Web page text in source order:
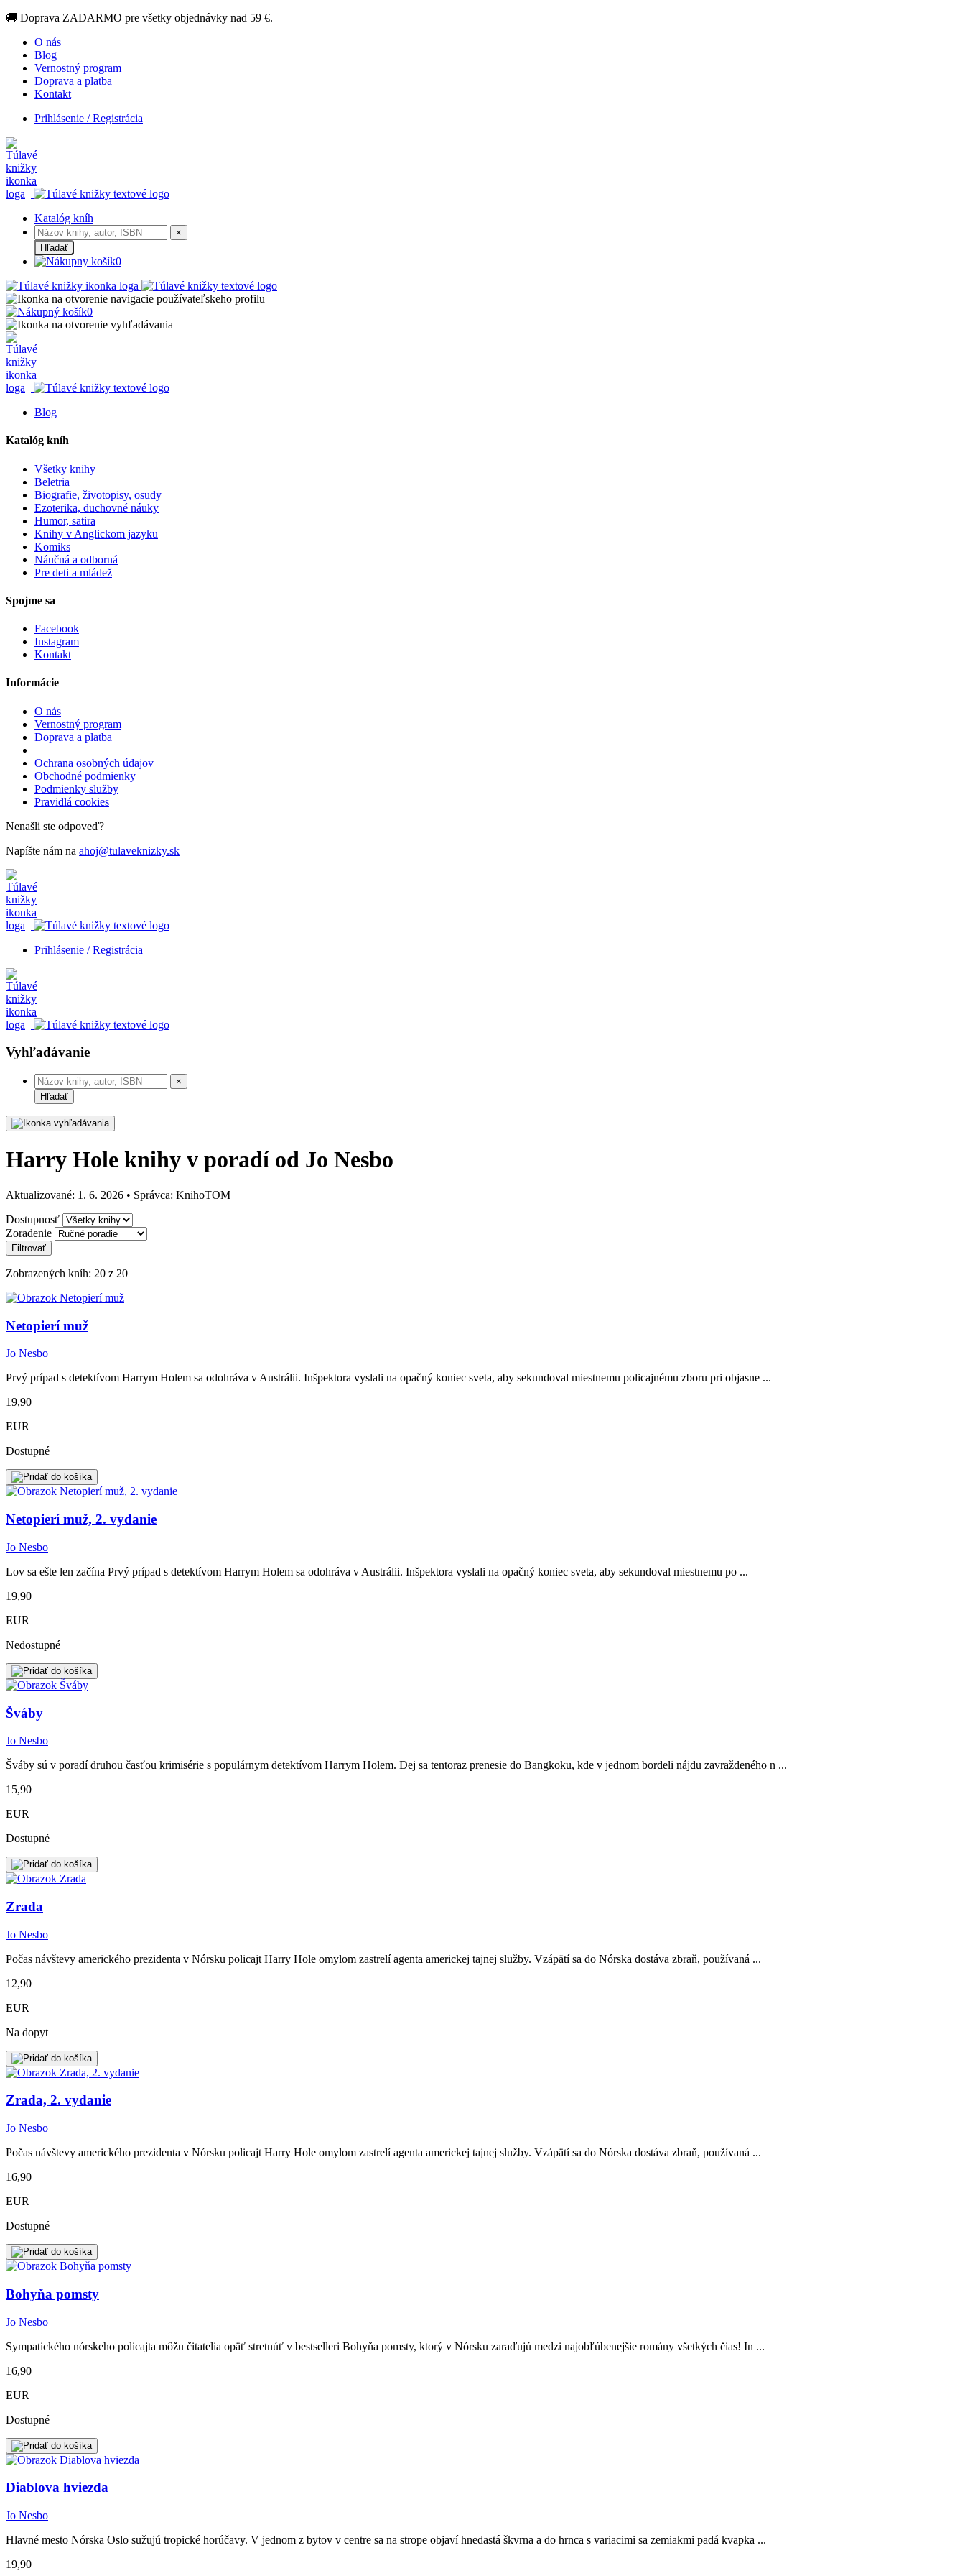
🚚 Doprava ZADARMO pre všetky objednávky nad 59 €.
O nás
Blog
Vernostný program
Doprava a platba
Kontakt
Prihlásenie / Registrácia
Katalóg kníh
×
Hľadať
0
0
Blog
Katalóg kníh
Všetky knihy
Beletria
Biografie, životopisy, osudy
Ezoterika, duchovné náuky
Humor, satira
Knihy v Anglickom jazyku
Komiks
Náučná a odborná
Pre deti a mládež
Spojme sa
Facebook
Instagram
Kontakt
Informácie
O nás
Vernostný program
Doprava a platba
Ochrana osobných údajov
Obchodné podmienky
Podmienky služby
Pravidlá cookies
Nenašli ste odpoveď?
Napíšte nám na ahoj@tulaveknizky.sk
Prihlásenie / Registrácia
Vyhľadávanie
×
Hľadať
Harry Hole knihy v poradí od Jo Nesbo
Aktualizované: 1. 6. 2026 • Správca: KnihoTOM
Dostupnosť
Zoradenie
Filtrovať
Zobrazených kníh: 20 z 20
Netopierí muž
Jo Nesbo
Prvý prípad s detektívom Harrym Holem sa odohráva v Austrálii. Inšpektora vyslali na opačný koniec sveta, aby sekundoval miestnemu policajnému zboru pri objasne ...
19,90
EUR
Dostupné
Netopierí muž, 2. vydanie
Jo Nesbo
Lov sa ešte len začína Prvý prípad s detektívom Harrym Holem sa odohráva v Austrálii. Inšpektora vyslali na opačný koniec sveta, aby sekundoval miestnemu po ...
19,90
EUR
Nedostupné
Šváby
Jo Nesbo
Šváby sú v poradí druhou časťou krimisérie s populárnym detektívom Harrym Holem. Dej sa tentoraz prenesie do Bangkoku, kde v jednom bordeli nájdu zavraždeného n ...
15,90
EUR
Dostupné
Zrada
Jo Nesbo
Počas návštevy amerického prezidenta v Nórsku policajt Harry Hole omylom zastrelí agenta americkej tajnej služby. Vzápätí sa do Nórska dostáva zbraň, používaná ...
12,90
EUR
Na dopyt
Zrada, 2. vydanie
Jo Nesbo
Počas návštevy amerického prezidenta v Nórsku policajt Harry Hole omylom zastrelí agenta americkej tajnej služby. Vzápätí sa do Nórska dostáva zbraň, používaná ...
16,90
EUR
Dostupné
Bohyňa pomsty
Jo Nesbo
Sympatického nórskeho policajta môžu čitatelia opäť stretnúť v bestselleri Bohyňa pomsty, ktorý v Nórsku zaraďujú medzi najobľúbenejšie romány všetkých čias! In ...
16,90
EUR
Dostupné
Diablova hviezda
Jo Nesbo
Hlavné mesto Nórska Oslo sužujú tropické horúčavy. V jednom z bytov v centre sa na strope objaví hnedastá škvrna a do hrnca s variacimi sa zemiakmi padá kvapka ...
19,90